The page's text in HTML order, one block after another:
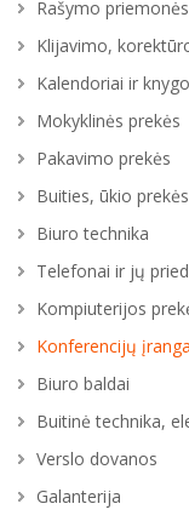
Rašymo priemonės
Klijavimo,
Kalendoriai ir
Mokyklinės prekės
Pakavimo prekės
Buities, ūkio prekės
Biuro technika
Telefonai ir jų
Kompiuterijos
Konferencijų įranga
Biuro baldai
Buitinė technika,
Verslo dovanos
Galanterija